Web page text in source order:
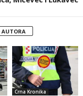
AUTORA
Crna Kronika